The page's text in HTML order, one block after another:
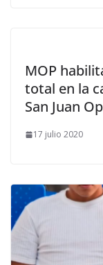
MOP
total en la
San Juan
17 julio 2020